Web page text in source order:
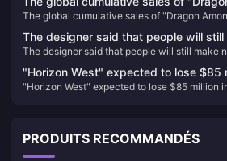
reached 1.8 million, and Sega plans to
IP
The global cumulative sales of "Dragon
The designer said that people will still
discoveries in "Baldur's Gate 3" in the
The designer said that people will still make
"Horizon West" expected to lose $85
revenue after joining PS+
"Horizon West" expected to lose $85 million
PRODUITS RECOMMANDÉS